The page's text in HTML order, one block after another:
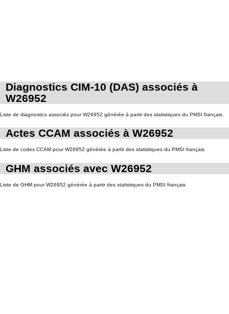
Diagnostics CIM-10 (DAS) associés à
W26952
Liste de diagnostics associés pour W26952 générée à partir des statistiques du PMSI français
Actes CCAM associés à W26952
Liste de codes CCAM pour W26952 générée à partir des statistiques du PMSI français
GHM associés avec W26952
Liste de GHM pour W26952 générée à partir des statistiques du PMSI français